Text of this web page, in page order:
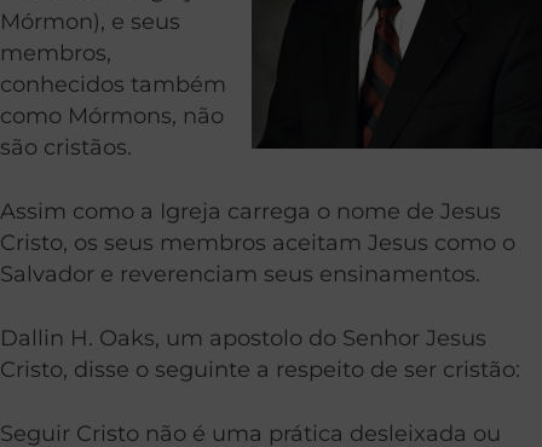
Mórmon), e seus
membros,
conhecidos também
como Mórmons, não
são cristãos.
Assim como a Igreja carrega o nome de Jesus
Cristo, os seus membros aceitam Jesus como o
Salvador e reverenciam seus ensinamentos.
Dallin H. Oaks, um apostolo do Senhor Jesus
Cristo, disse o seguinte a respeito de ser cristão:
Seguir Cristo não é uma prática desleixada ou